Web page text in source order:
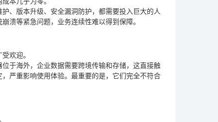
、版本升级、安全漏洞防护，都需要投入巨大的人
溃等紧急问题，业务连续性难以得到保障。
欢迎。
于海外，企业数据需要跨境传输和存储，这直接触
严重影响使用体验。最重要的是，它们完全不符合